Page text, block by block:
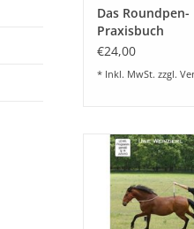
Das Roundpen-
Praxisbuch
€24,00
* Inkl. MwSt. zzgl.
Sicherheitsgurt,die
der Lehr-Reihe